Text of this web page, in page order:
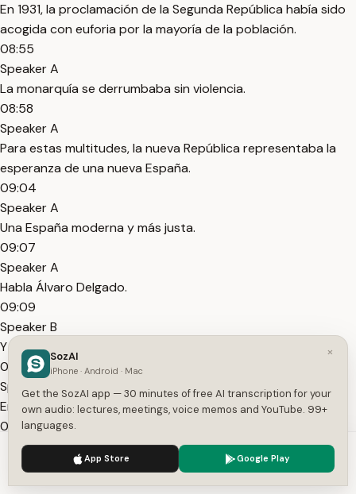
En 1931, la proclamación de la Segunda República había sido
acogida con euforia por la mayoría de la población.
08:55
Speaker A
La monarquía se derrumbaba sin violencia.
08:58
Speaker A
Para estas multitudes, la nueva República representaba la
esperanza de una nueva España.
09:04
Speaker A
Una España moderna y más justa.
09:07
Speaker A
Habla Álvaro Delgado.
09:09
Speaker B
Y allá nos fuimos, ¿no?
09:10
Speaker B
Entonces, la, era un día de abril, primaveral.
09:14
Speaker B
Era un día templado.
09:15
We use cookies to enhance your experience.
×
SozAI
iPhone · Android · Mac
Get the SozAI app — 30 minutes of free AI transcription for your
own audio: lectures, meetings, voice memos and YouTube. 99+
languages.
App Store Google Play